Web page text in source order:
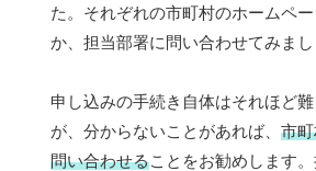
た。それぞれの市町村のホームペ
か、担当部署に問い合わせてみまし
申し込みの手続き自体はそれほど
が、分からないことがあれば、 市
問い合わせることをお勧めします